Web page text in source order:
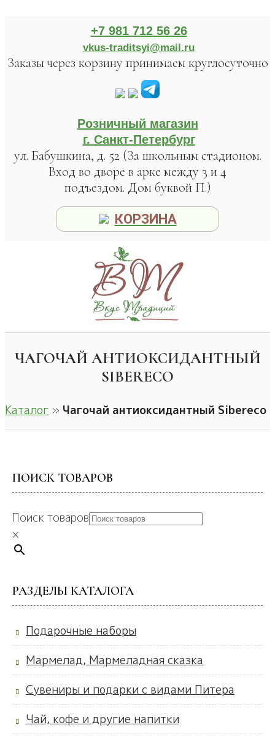
+7 981 712 56 26
vkus-traditsyi@mail.ru
Заказы через корзину принимаем круглосуточно
Розничный магазин
г. Санкт-Петербург
ул. Бабушкина, д. 52 (За школьным стадионом.
Вход во дворе в арке между 3 и 4
подъездом. Дом буквой П.)
КОРЗИНА
ЧАГОЧАЙ АНТИОКСИДАНТНЫЙ
SIBERECO
Каталог » Чагочай антиоксидантный Sibereco
ПОИСК ТОВАРОВ
Поиск товаров
×
РАЗДЕЛЫ КАТАЛОГА
Подарочные наборы
Мармелад, Мармеладная сказка
Сувениры и подарки с видами Питера
Чай, кофе и другие напитки